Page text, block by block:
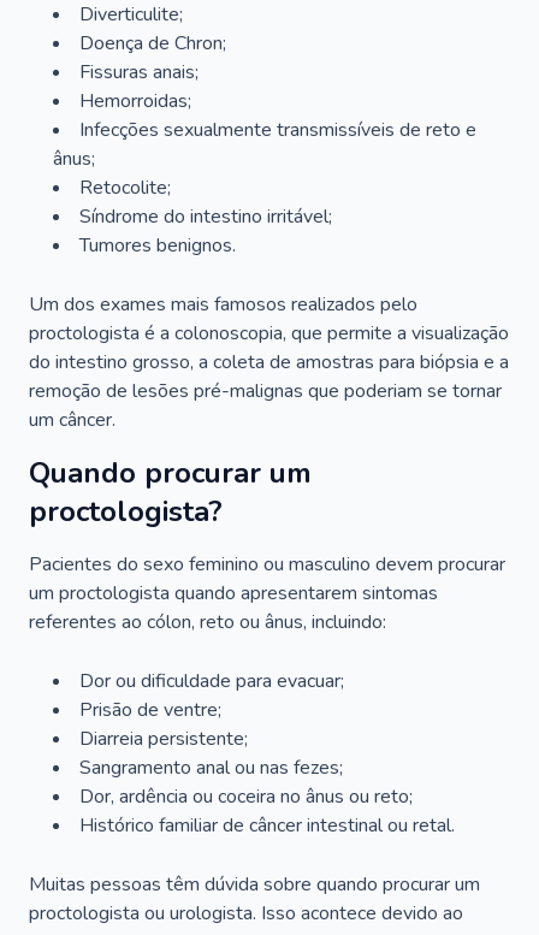
Diverticulite;
Doença de Chron;
Fissuras anais;
Hemorroidas;
Infecções sexualmente transmissíveis de reto e
ânus;
Retocolite;
Síndrome do intestino irritável;
Tumores benignos.
Um dos exames mais famosos realizados pelo
proctologista é a colonoscopia, que permite a visualização
do intestino grosso, a coleta de amostras para biópsia e a
remoção de lesões pré-malignas que poderiam se tornar
um câncer.
Quando procurar um
proctologista?
Pacientes do sexo feminino ou masculino devem procurar
um proctologista quando apresentarem sintomas
referentes ao cólon, reto ou ânus, incluindo:
Dor ou dificuldade para evacuar;
Prisão de ventre;
Diarreia persistente;
Sangramento anal ou nas fezes;
Dor, ardência ou coceira no ânus ou reto;
Histórico familiar de câncer intestinal ou retal.
Muitas pessoas têm dúvida sobre quando procurar um
proctologista ou urologista. Isso acontece devido ao